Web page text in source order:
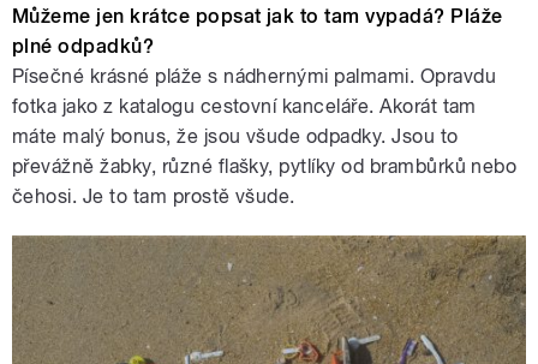
Můžeme jen krátce popsat jak to tam vypadá? Pláže
plné odpadků?
Písečné krásné pláže s nádhernými palmami. Opravdu
fotka jako z katalogu cestovní kanceláře. Akorát tam
máte malý bonus, že jsou všude odpadky. Jsou to
převážně žabky, různé flašky, pytlíky od brambůrků nebo
čehosi. Je to tam prostě všude.